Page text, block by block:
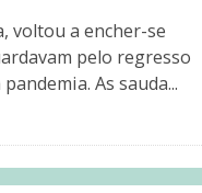
voltou a encher-se
pelo regresso
As sauda...